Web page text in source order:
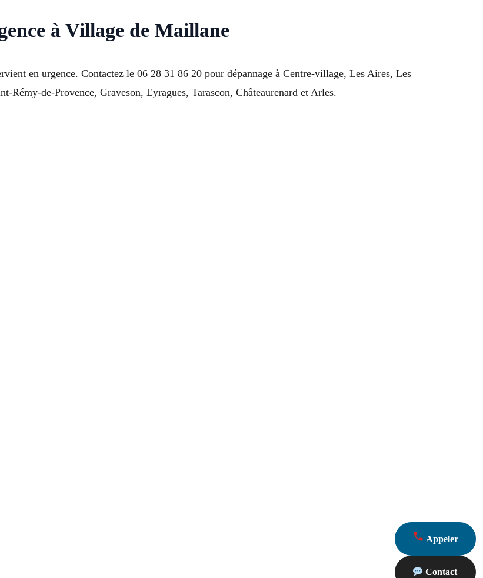
à Village de Maillane
en urgence. Contactez le 06 28 31 86 20 pour dépannage à Centre-village, Les Aires, Les
de-Provence, Graveson, Eyragues, Tarascon, Châteaurenard et Arles.
Appeler
Contact